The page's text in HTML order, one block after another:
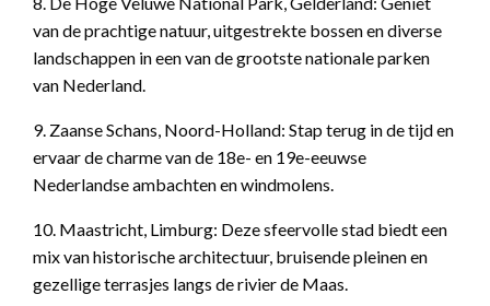
van de prachtige natuur, uitgestrekte bossen en diverse
landschappen in een van de grootste nationale parken
van Nederland.
9. Zaanse Schans, Noord-Holland: Stap terug in de tijd en
ervaar de charme van de 18e- en 19e-eeuwse
Nederlandse ambachten en windmolens.
10. Maastricht, Limburg: Deze sfeervolle stad biedt een
mix van historische architectuur, bruisende pleinen en
gezellige terrasjes langs de rivier de Maas.